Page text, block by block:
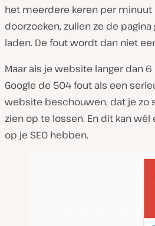
het meerdere keren per
doorzoeken, zullen ze de
laden. De fout wordt dan niet
Maar als je website langer dan 6
Google de 504 fout als een
website beschouwen, dat je zo
zien op te lossen. En dit kan
op je SEO hebben.